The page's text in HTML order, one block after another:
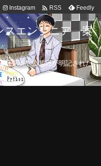
Instagram  RSS Feedly
スエンジニア 案
日更新！公開日が明記された